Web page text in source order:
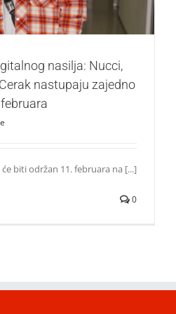
nasilja: Nucci,
nastupaju zajedno
biti održan 11. februara na [...]
0